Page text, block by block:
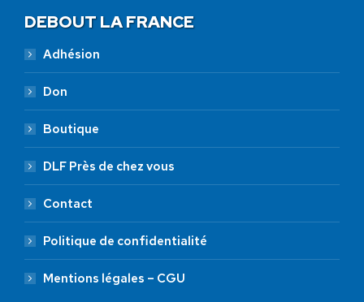
DEBOUT LA FRANCE
Adhésion
Don
Boutique
DLF Près de chez vous
Contact
Politique de confidentialité
Mentions légales – CGU